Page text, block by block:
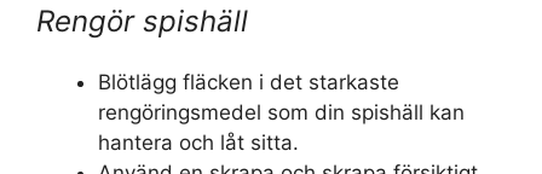
Rengör spishäll
Blötlägg fläcken i det starkaste
rengöringsmedel som din spishäll kan
hantera och låt sitta.